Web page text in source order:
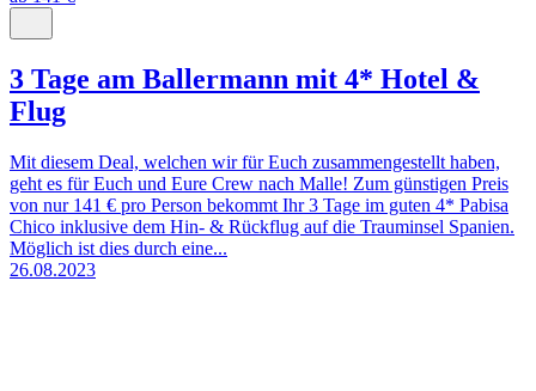
3 Tage am Ballermann mit 4* Hotel &
Flug
Mit diesem Deal, welchen wir für Euch zusammengestellt haben,
geht es für Euch und Eure Crew nach Malle! Zum günstigen Preis
von nur 141 € pro Person bekommt Ihr 3 Tage im guten 4* Pabisa
Chico inklusive dem Hin- & Rückflug auf die Trauminsel Spanien.
Möglich ist dies durch eine...
26.08.2023